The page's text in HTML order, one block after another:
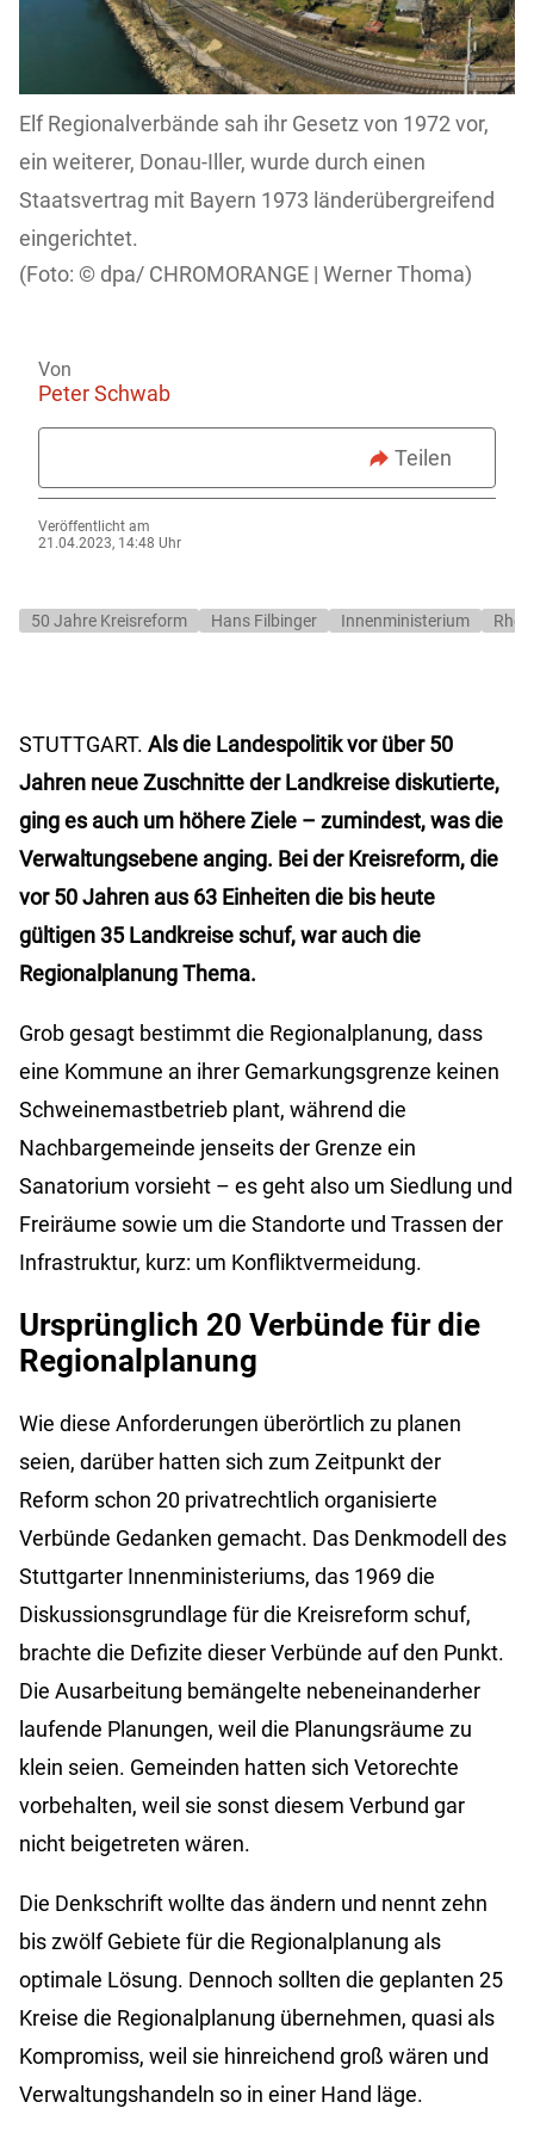
Elf Regionalverbände sah ihr Gesetz von 1972 vor,
ein weiterer, Donau-Iller, wurde durch einen
Staatsvertrag mit Bayern 1973 länderübergreifend
eingerichtet.
dpa/ CHROMORANGE | Werner Thoma)
Von
Peter Schwab
Teilen
Veröffentlicht am
21.04.2023, 14:48 Uhr
50 Jahre Kreisreform Hans Filbinger Innenministerium
STUTTGART. Als die Landespolitik vor über 50
Jahren neue Zuschnitte der Landkreise diskutierte,
ging es auch um höhere Ziele – zumindest, was die
Verwaltungsebene anging. Bei der Kreisreform, die
vor 50 Jahren aus 63 Einheiten die bis heute
gültigen 35 Landkreise schuf, war auch die
Regionalplanung Thema.
Grob gesagt bestimmt die Regionalplanung, dass
eine Kommune an ihrer Gemarkungsgrenze keinen
Schweinemastbetrieb plant, während die
Nachbargemeinde jenseits der Grenze ein
Sanatorium vorsieht – es geht also um Siedlung und
Freiräume sowie um die Standorte und Trassen der
Infrastruktur, kurz: um Konfliktvermeidung.
Ursprünglich 20 Verbünde für die
Regionalplanung
Wie diese Anforderungen überörtlich zu planen
seien, darüber hatten sich zum Zeitpunkt der
Reform schon 20 privatrechtlich organisierte
Verbünde Gedanken gemacht. Das Denkmodell des
Stuttgarter Innenministeriums, das 1969 die
Diskussionsgrundlage für die Kreisreform schuf,
brachte die Defizite dieser Verbünde auf den Punkt.
Die Ausarbeitung bemängelte nebeneinanderher
laufende Planungen, weil die Planungsräume zu
klein seien. Gemeinden hatten sich Vetorechte
vorbehalten, weil sie sonst diesem Verbund gar
nicht beigetreten wären.
Die Denkschrift wollte das ändern und nennt zehn
bis zwölf Gebiete für die Regionalplanung als
optimale Lösung. Dennoch sollten die geplanten 25
Kreise die Regionalplanung übernehmen, quasi als
Kompromiss, weil sie hinreichend groß wären und
Verwaltungshandeln so in einer Hand läge.